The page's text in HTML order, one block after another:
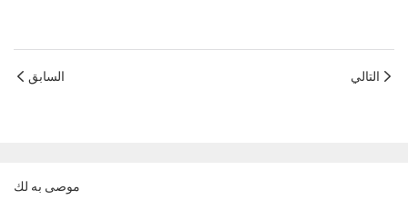
السابق التالي
موصى به لك